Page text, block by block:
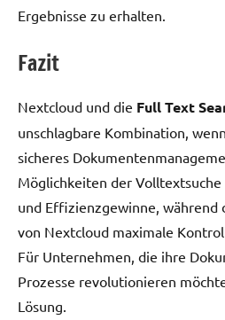
Ergebnisse zu erhalten.
Fazit
Nextcloud und die Full Text
unschlagbare Kombination,
sicheres
Möglichkeiten der
und Effizienzgewinne, während
von Nextcloud maximale
Für Unternehmen, die ihre
Prozesse revolutionieren
Lösung.